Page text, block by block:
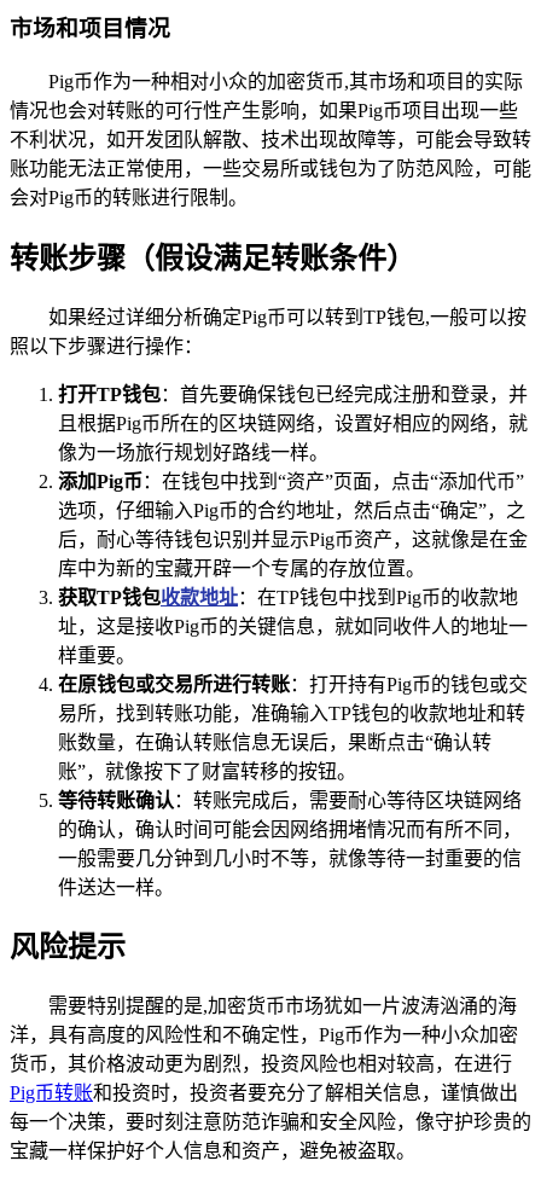
市场和项目情况
Pig币作为一种相对小众的加密货币,其市场和项目的实际
情况也会对转账的可行性产生影响，如果Pig币项目出现一些
不利状况，如开发团队解散、技术出现故障等，可能会导致转
账功能无法正常使用，一些交易所或钱包为了防范风险，可能
会对Pig币的转账进行限制。
转账步骤（假设满足转账条件）
如果经过详细分析确定Pig币可以转到TP钱包,一般可以按
照以下步骤进行操作：
打开TP钱包：首先要确保钱包已经完成注册和登录，并
且根据Pig币所在的区块链网络，设置好相应的网络，就
像为一场旅行规划好路线一样。
添加Pig币 ：在钱包中找到“资产”页面，点击“添加代币”
选项，仔细输入Pig币的合约地址，然后点击“确定”，之
后，耐心等待钱包识别并显示Pig币资产，这就像是在金
库中为新的宝藏开辟一个专属的存放位置。
获取TP钱包收款地址：在TP钱包中找到Pig币的收款地
址，这是接收Pig币的关键信息，就如同收件人的地址一
样重要。
在原钱包或交易所进行转账：打开持有Pig币的钱包或交
易所，找到转账功能，准确输入TP钱包的收款地址和转
账数量，在确认转账信息无误后，果断点击“确认转
账”，就像按下了财富转移的按钮。
等待转账确认 ：转账完成后，需要耐心等待区块链网络
的确认，确认时间可能会因网络拥堵情况而有所不同，
一般需要几分钟到几小时不等，就像等待一封重要的信
件送达一样。
风险提示
需要特别提醒的是,加密货币市场犹如一片波涛汹涌的海
洋，具有高度的风险性和不确定性，Pig币作为一种小众加密
货币，其价格波动更为剧烈，投资风险也相对较高，在进行
Pig币转账和投资时，投资者要充分了解相关信息，谨慎做出
每一个决策，要时刻注意防范诈骗和安全风险，像守护珍贵的
宝藏一样保护好个人信息和资产，避免被盗取。